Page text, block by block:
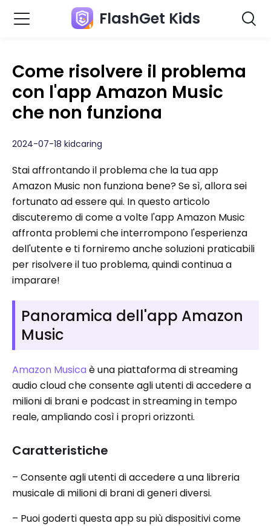
FlashGet Kids
Come risolvere il problema
con l'app Amazon Music
che non funziona
2024-07-18 kidcaring
Stai affrontando il problema che la tua app
Amazon Music non funziona bene? Se sì, allora sei
fortunato ad essere qui. In questo articolo
discuteremo di come a volte l'app Amazon Music
affronta problemi che interrompono l'esperienza
dell'utente e ti forniremo anche soluzioni praticabili
per risolvere il tuo problema, quindi continua a
imparare!
Panoramica dell'app Amazon
Music
Amazon Musica è una piattaforma di streaming
audio cloud che consente agli utenti di accedere a
milioni di brani e podcast in streaming in tempo
reale, ampliando così i propri orizzonti.
Caratteristiche
– Consente agli utenti di accedere a una libreria
musicale di milioni di brani di generi diversi.
– Puoi goderti questa app su più dispositivi come